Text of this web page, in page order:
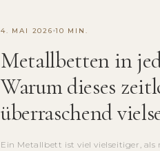
4. MAI 2026 10 MIN.
Metallbetten in
Warum dieses
überraschend
Ein Metallbett ist viel vielseitiger, als